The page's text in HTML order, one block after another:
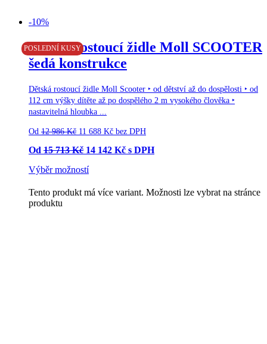
-10%
POSLEDNÍ KUSY
Dětská rostoucí židle Moll SCOOTER
šedá konstrukce
Dětská rostoucí židle Moll Scooter ‣ od dětství až do dospělosti ‣ od
112 cm výšky dítěte až po dospělého 2 m vysokého člověka ‣
nastavitelná hloubka ...
Od 12 986Kč 11 688 Kč bez DPH
Od 15 713Kč 14 142 Kč s DPH
Výběr možností
Tento produkt má více variant. Možnosti lze vybrat na stránce
produktu